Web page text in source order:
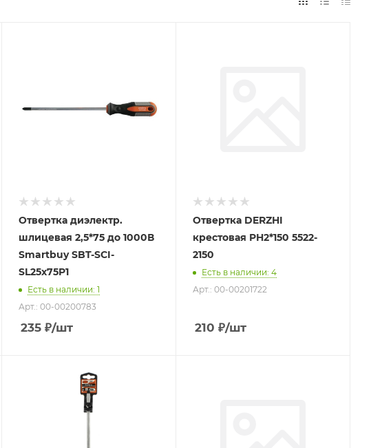
Отвертка диэлектр.
шлицевая 2,5*75 до 1000В
Smartbuy SBT-SCI-
SL25x75P1
Есть в наличии: 1
Арт.: 00-00200783
235 ₽/шт
Отвертка DERZHI
крестовая PH2*150 5522-
2150
Есть в наличии: 4
Арт.: 00-00201722
210 ₽/шт